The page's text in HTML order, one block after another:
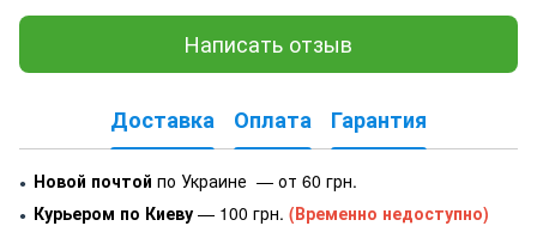
Написать отзыв
Доставка Оплата Гарантия
● Новой почтой по Украине — от 60 грн.
● Курьером по Киеву — 100 грн. (Временно недоступно)